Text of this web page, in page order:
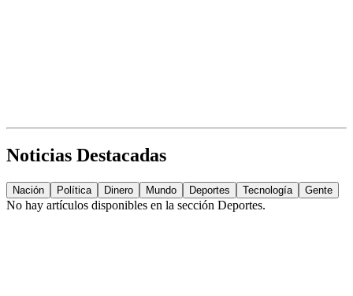
Noticias Destacadas
Nación Política Dinero Mundo Deportes Tecnología Gente
No hay artículos disponibles en la sección Deportes.